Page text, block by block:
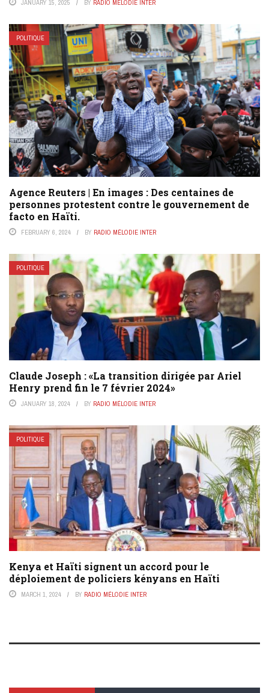
JANUARY 15, 2025 BY RADIO MÉLODIE INTER
POLITIQUE
Agence Reuters | En images : Des centaines de
personnes protestent contre le gouvernement de
facto en Haïti.
FEBRUARY 6, 2024 BY RADIO MÉLODIE INTER
POLITIQUE
Claude Joseph : «La transition dirigée par Ariel
Henry prend fin le 7 février 2024»
JANUARY 18, 2024 BY RADIO MÉLODIE INTER
POLITIQUE
Kenya et Haïti signent un accord pour le
déploiement de policiers kényans en Haïti
MARCH 1, 2024 BY RADIO MÉLODIE INTER